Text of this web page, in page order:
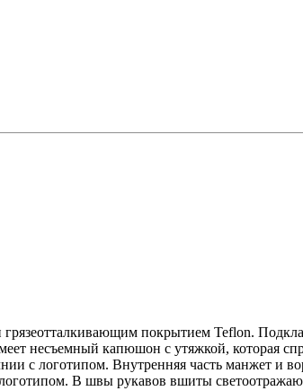
покрытием Teflon.
несъемный капюшон с утяжкой, которая
с логотипом. Внутренняя часть манжет и
В швы рукавов вшиты